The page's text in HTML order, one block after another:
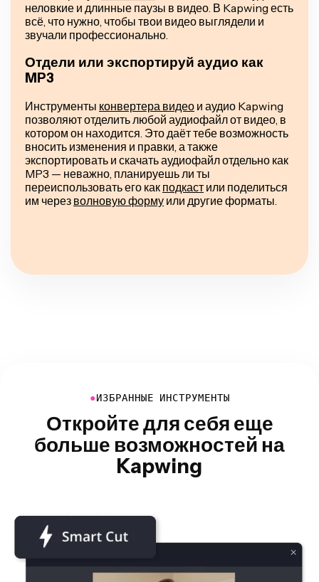
неловкие и длинные паузы в видео. В Kapwing есть
всё, что нужно, чтобы твои видео выглядели и
звучали профессионально.
Отдели или экспортируй аудио как
MP3
Инструменты конвертера видео и аудио Kapwing
позволяют отделить любой аудиофайл от видео, в
котором он находится. Это даёт тебе возможность
вносить изменения и правки, а также
экспортировать и скачать аудиофайл отдельно как
MP3 — неважно, планируешь ли ты
переиспользовать его как подкаст или поделиться
им через волновую форму или другие форматы.
● ИЗБРАННЫЕ ИНСТРУМЕНТЫ
Откройте для себя еще
больше возможностей на
Kapwing